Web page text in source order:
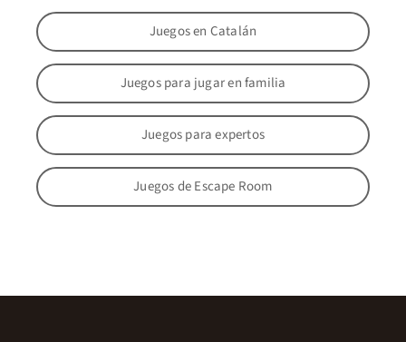
Juegos en Catalán
Juegos para jugar en familia
Juegos para expertos
Juegos de Escape Room